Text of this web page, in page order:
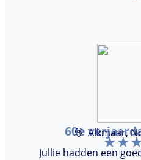
60eAlkmaar,
Jullie hadden een